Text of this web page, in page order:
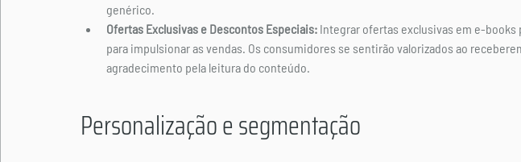
genérico.
Ofertas Exclusivas e Descontos Especiais: Integrar ofertas exclusivas em e-
para impulsionar as vendas. Os consumidores se sentirão valorizados ao
agradecimento pela leitura do conteúdo.
Personalização e segmentação